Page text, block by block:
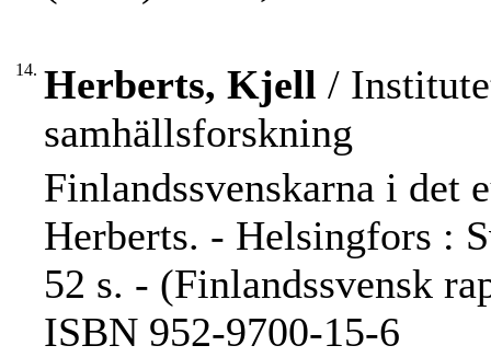
14. Herberts, Kjell /
samhällsforskning
Finlandssvenskarna i det
Herberts. - Helsingfors :
52 s. - (Finlandssvensk
ISBN 952-9700-15-6